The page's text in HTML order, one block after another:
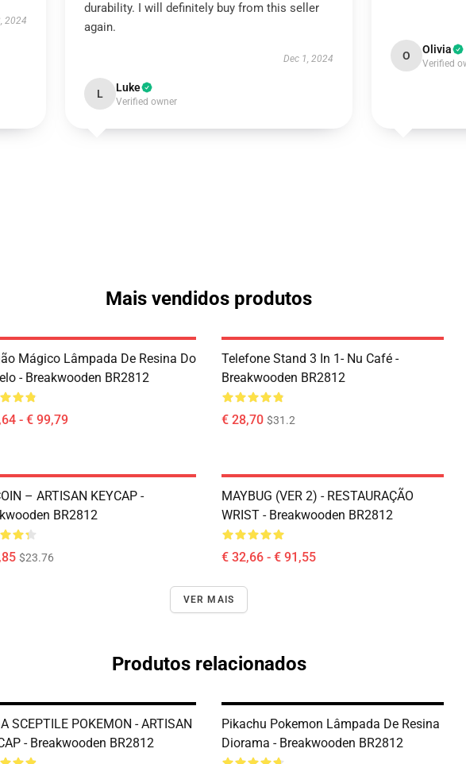
2024
durability. I will definitely buy from this seller
again.
Dec 1, 2024
L Luke
Verified owner
O Olivia
Verified
Mais vendidos produtos
Mágico Lâmpada De Resina Do
- Breakwooden BR2812
- € 99,79
Telefone Stand 3 In 1- Nu Café -
Breakwooden BR2812
€ 28,70 $31.2
– ARTISAN KEYCAP -
BR2812
$23.76
MAYBUG (VER 2) - RESTAURAÇÃO
WRIST - Breakwooden BR2812
€ 32,66 - € 91,55
VER MAIS
Produtos relacionados
SCEPTILE POKEMON - ARTISAN
- Breakwooden BR2812
Pikachu Pokemon Lâmpada De Resina
Diorama - Breakwooden BR2812